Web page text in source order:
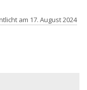
am 17. August 2024